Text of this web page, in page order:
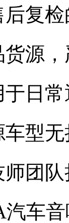
复
源
日
型
团
车